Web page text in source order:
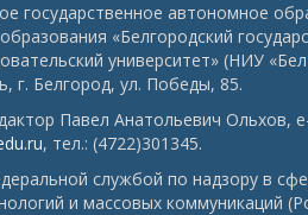
государственное автономное
«Белгородский
университет» (НИУ
г. Белгород, ул. Победы, 85.
Павел Анатольевич Ольхов,
, тел.: (4722)301345.
службой по надзору в
и массовых коммуникаций